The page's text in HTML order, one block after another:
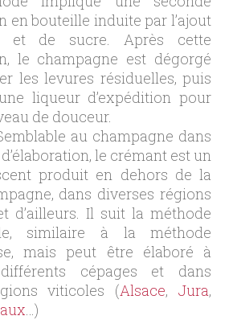
en bouteille induite par l’ajout
et de sucre. Après cette
le champagne est dégorgé
les levures résiduelles, puis
liqueur d’expédition pour
de douceur.
au champagne dans
le crémant est un
produit en dehors de la
dans diverses régions
d’ailleurs. Il suit la méthode
similaire à la méthode
mais peut être élaboré à
cépages et dans
viticoles (Alsace,Jura,
…)